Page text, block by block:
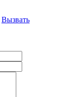
Вызвать